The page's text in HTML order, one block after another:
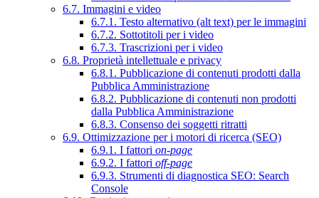
6.7. Immagini e video
6.7.1. Testo alternativo (alt text) per le immagini
6.7.2. Sottotitoli per i video
6.7.3. Trascrizioni per i video
6.8. Proprietà intellettuale e privacy
6.8.1. Pubblicazione di contenuti prodotti dalla
Pubblica Amministrazione
6.8.2. Pubblicazione di contenuti non prodotti
dalla Pubblica Amministrazione
6.8.3. Consenso dei soggetti ritratti
6.9. Ottimizzazione per i motori di ricerca (SEO)
6.9.1. I fattori on-page
6.9.2. I fattori off-page
6.9.3. Strumenti di diagnostica SEO: Search
Console